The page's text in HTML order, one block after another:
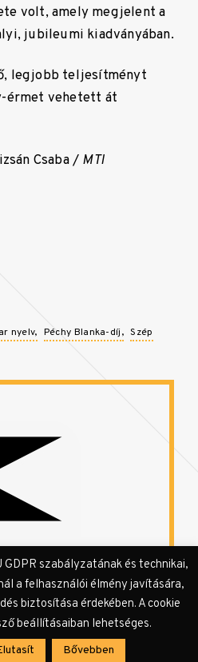
volt, amely megjelent a
jubileumi kiadványában.
legjobb teljesítményt
érmet vehetett át
Csaba / MTI
nyelv Péchy Blanka-díj
Szép
Hír
bocsátott és a
vagy a
sajtóanyagok
megjelenési formája.
GDPR szabályzatának és technikai,
a felhasználói élmény javítására,
biztosítása érdekében. A cookie
beállításaiban lehetséges.
Bővebben